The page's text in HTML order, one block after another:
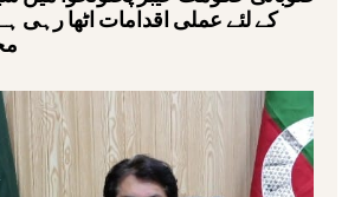
کے لئے عملی اقدامات اٹھا رہی